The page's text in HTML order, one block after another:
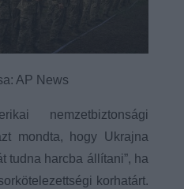
AP News
nemzetbiztonsági
mondta, hogy Ukrajna
tudna harcba állítani”, ha
korhatárt.